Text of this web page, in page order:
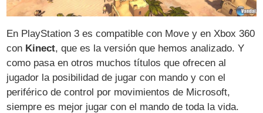
En PlayStation 3 es compatible con Move y en Xbox 360
con Kinect, que es la versión que hemos analizado. Y
como pasa en otros muchos títulos que ofrecen al
jugador la posibilidad de jugar con mando y con el
periférico de control por movimientos de Microsoft,
siempre es mejor jugar con el mando de toda la vida.